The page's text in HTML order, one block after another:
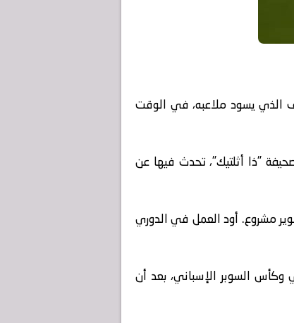
الذي يسود ملاعبه، في الوقت
عن برشلونة في مايو/آيار 2024، مقابلة طويلة مع صحيفة "ذا أثلتيك"، تحدث فيها عن
مشروع. أود العمل في الدوري
فاز تشافي بلقب الدوري الإسباني وكأس السوبر الإسباني، بعد أن